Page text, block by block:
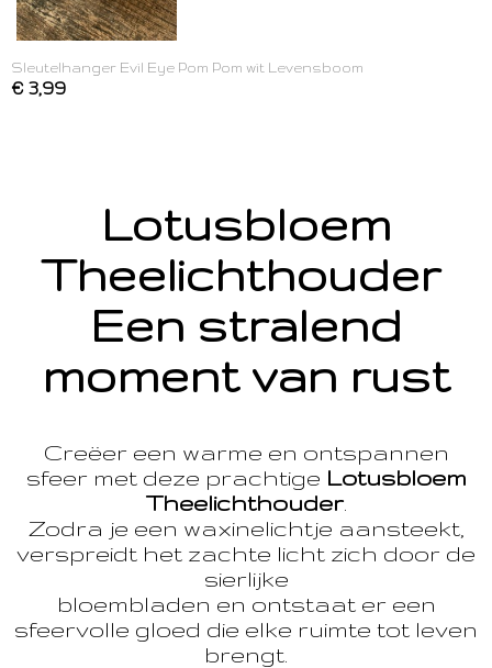
Sleutelhanger Evil Eye Pom Pom wit Levensboom
€ 3,99
Lotusbloem
Theelichthouder
Een stralend
moment van rust
Creëer een warme en ontspannen
sfeer met deze prachtige Lotusbloem
Theelichthouder.
Zodra je een waxinelichtje aansteekt,
verspreidt het zachte licht zich door de
sierlijke
bloembladen en ontstaat er een
sfeervolle gloed die elke ruimte tot leven
brengt.